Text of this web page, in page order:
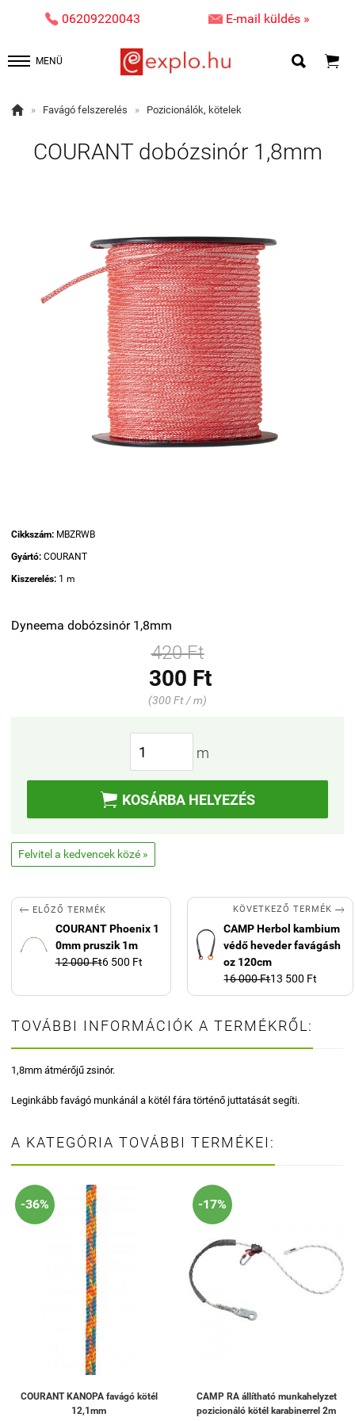
 06209220043  E-mail küldés »
MENÜ  
 » Favágó felszerelés » Pozicionálók, kötelek
COURANT dobózsinór 1,8mm
Cikkszám: MBZRWB
Gyártó: COURANT
Kiszerelés: 1 m
Dyneema dobózsinór 1,8mm
420 Ft
300 Ft
(300 Ft / m)
m
 KOSÁRBA HELYEZÉS
Felvitel a kedvencek közé »
 ELŐZŐ TERMÉK
COURANT Phoenix 1
0mm pruszik 1m
12 000 Ft6 500 Ft
KÖVETKEZŐ TERMÉK 
CAMP Herbol kambium
védő heveder favágásh
oz 120cm
16 000 Ft13 500 Ft
TOVÁBBI INFORMÁCIÓK A TERMÉKRŐL:
1,8mm átmérőjű zsinór.
Leginkább favágó munkánál a kötél fára történő juttatását segíti.
A KATEGÓRIA TOVÁBBI TERMÉKEI:
-36%
COURANT KANOPA favágó kötél
12,1mm
-17%
CAMP RA állítható munkahelyzet
pozicionáló kötél karabinerrel 2m